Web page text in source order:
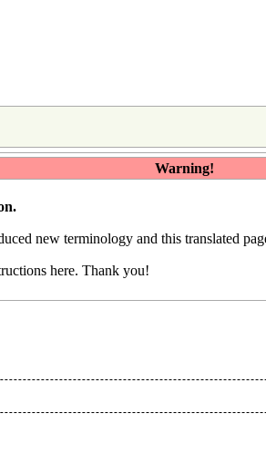
Warning!
new terminology and this translated
here. Thank you!